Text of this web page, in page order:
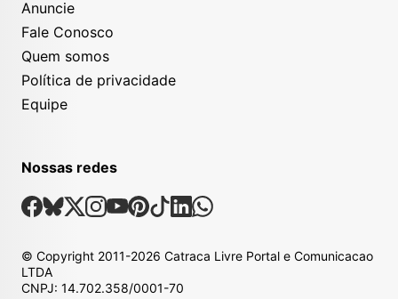
Anuncie
Fale Conosco
Quem somos
Política de privacidade
Equipe
Nossas redes
Nossas Redes Sociais
Facebook
Bsky
X Instagram
Youtube
Pinterest
TiktokLinkedin
Whatsapp
© Copyright 2011-2026 Catraca Livre Portal e Comunicacao
LTDA
CNPJ: 14.702.358/0001-70